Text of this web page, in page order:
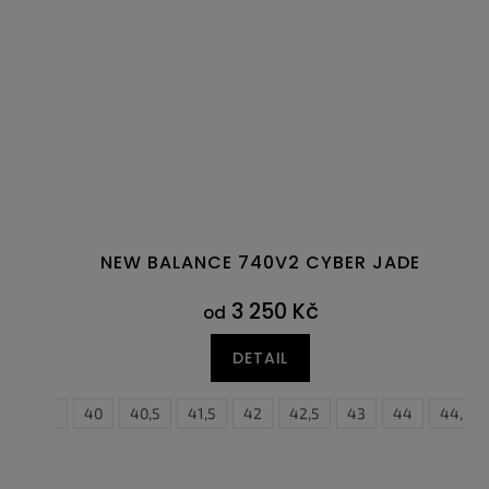
NEW BALANCE 740V2 CYBER JADE
od 3 250 Kč
DETAIL
40 40,5 41,5 42 42,5 43 44 44,5